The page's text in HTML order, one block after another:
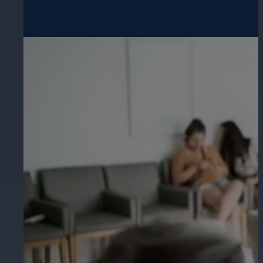
L'hospitalité
Améliorez la sécurité des clients,
chaque zone de votre établissement.